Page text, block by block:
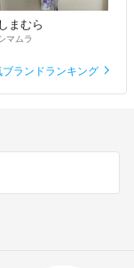
しまむら
マムラ
ランドランキング